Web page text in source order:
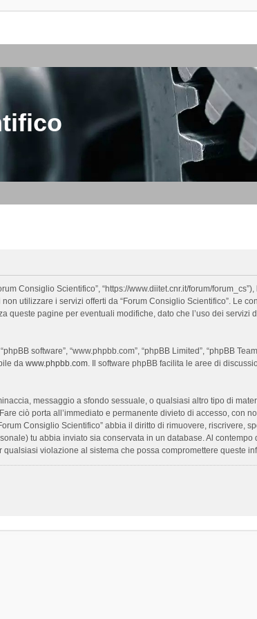
Consiglio Scientifico”, “https://www.diitet.cnr.it/forum/
utilizzare i servizi offerti da “Forum Consiglio Scientifico”. Le
pagine per eventuali modifiche, dato che l’uso dei
software”, “www.phpbb.com”, “phpBB Limited”, “phpBB
da www.phpbb.com. Il software phpBB facilita le aree di
messaggio a sfondo sessuale, o qualsiasi altro tipo di
ciò porta all’immediato e permanente divieto di accesso, con
Consiglio Scientifico” abbia il diritto di rimuovere, riscrivere,
tu abbia inviato sia conservata in un database. Al
violazione al sistema che possa compromettere queste